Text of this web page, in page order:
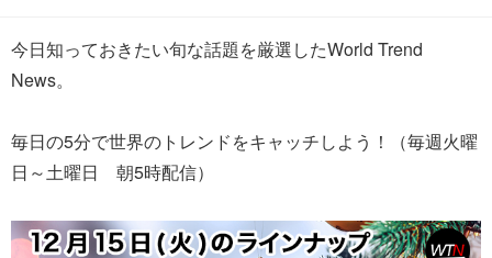
今日知っておきたい旬な話題を厳選したWorld Trend
News。
毎日の5分で世界のトレンドをキャッチしよう！（毎週火曜
日～土曜日 朝5時配信）